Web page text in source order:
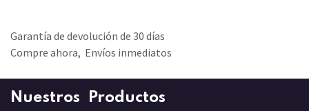
Garantía de devolución de 30 días
Compre ahora, Envíos inmediatos
Nuestros Productos